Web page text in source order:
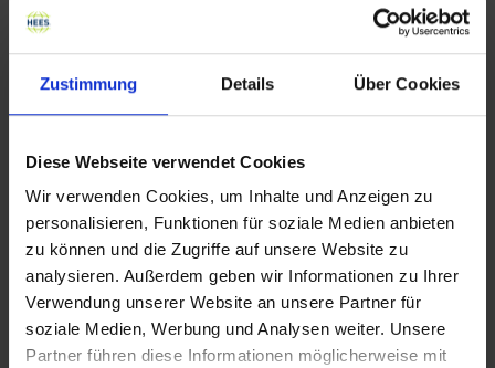
Zustimmung Details Über Cookies
Diese Webseite verwendet Cookies
Wir verwenden Cookies, um Inhalte und Anzeigen zu
personalisieren, Funktionen für soziale Medien anbieten
zu können und die Zugriffe auf unsere Website zu
analysieren. Außerdem geben wir Informationen zu Ihrer
Verwendung unserer Website an unsere Partner für
soziale Medien, Werbung und Analysen weiter. Unsere
Partner führen diese Informationen möglicherweise mit
Grade erst wurde die Hees Bürowelt GmbH wieder
deutschlandweit unter die 500 besten Ausbildungsbetriebe
gewählt. Vom Wirtschaftsmagazin Capital und den
Personalmarketing-Experten von Ausbildung.de erhielt die
Die hohen Standards der Ausbildung, die sich durch eine
fürsorgliche Betreuung, innovative Lernmethoden und das
Engagement des Unternehmens kennzeichnen, tragen seit vielen
Jahren spürbare Früchte. Die sich immer wieder in
Auszeichnungen niederschlagen. Derzeit liegt das Unternehmen
Hees Bürowelt im deutschlandweiten Vergleich in der IT-
Ausbildung an der absoluten Spitze.
Ein weiteres besonderes Highlight: Philipp Dürrwächter, der seine